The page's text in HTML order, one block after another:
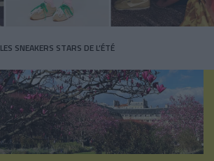
LES SNEAKERS STARS DE L’ÉTÉ